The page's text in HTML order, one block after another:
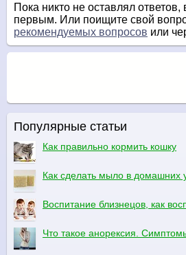
Пока никто не оставлял
первым. Или поищите свой
рекомендуемых вопросов или
Популярные статьи
Как правильно кормить кошку
Как сделать мыло в домашних
Воспитание близнецов, как
Что такое анорексия.